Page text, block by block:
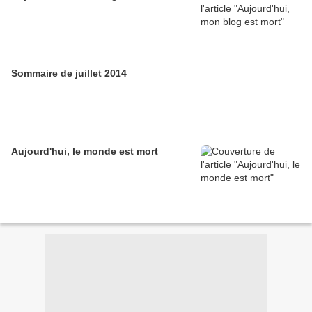
Sommaire de juillet 2014
Aujourd'hui, le monde est mort